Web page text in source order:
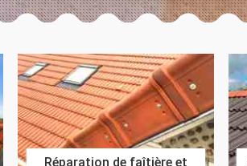
Réparation de faîtière et